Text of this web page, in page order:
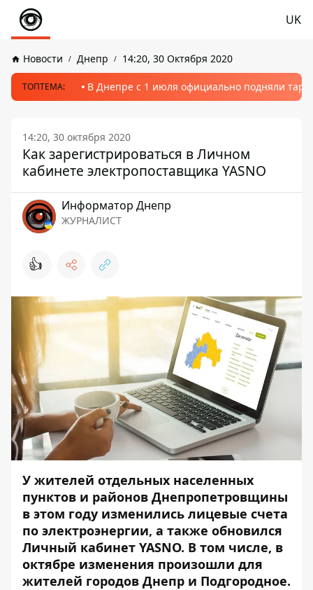
UK
Новости Днепр 14:20, 30 Октября 2020
ТОПТЕМА: В Днепре с 1 июля официально подняли
14:20, 30 октября 2020
Как зарегистрироваться в Личном
кабинете электропоставщика YASNO
Информатор Днепр
ЖУРНАЛИСТ
👍
У жителей отдельных населенных
пунктов и районов Днепропетровщины
в этом году изменились лицевые счета
по электроэнергии, а также обновился
Личный кабинет YASNO. В том числе, в
октябре изменения произошли для
жителей городов Днепр и Подгородное.